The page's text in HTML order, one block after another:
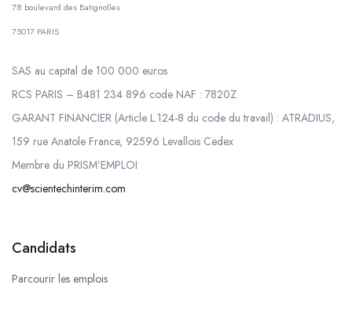
78 boulevard des Batignolles
75017 PARIS
SAS au capital de 100 000 euros
RCS PARIS – B481 234 896 code NAF : 7820Z
GARANT FINANCIER (Article L.124-8 du code du travail) : ATRADIUS,
159 rue Anatole France, 92596 Levallois Cedex
Membre du PRISM’EMPLOI
cv@scientechinterim.com
Candidats
Parcourir les emplois